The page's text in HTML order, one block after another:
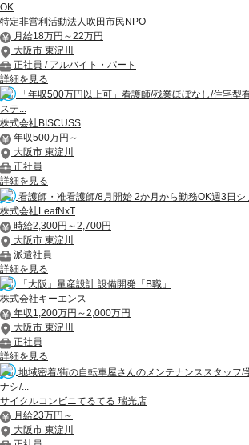
OK
特定非営利活動法人吹田市民NPO
月給18万円～22万円
大阪市 東淀川
正社員 / アルバイト・パート
詳細を見る
「年収500万円以上可」看護師/残業ほぼなし/住宅型
ステ...
株式会社BISCUSS
年収500万円～
大阪市 東淀川
正社員
詳細を見る
看護師・准看護師/8月開始 2か月から勤務OK週3日シ
株式会社LeafNxT
時給2,300円～2,700円
大阪市 東淀川
派遣社員
詳細を見る
「大阪」量産設計 設備開発「B職」
株式会社キーエンス
年収1,200万円～2,000万円
大阪市 東淀川
正社員
詳細を見る
地域密着/街の自転車屋さんのメンテナンススタッフ/
ナシ/...
サイクルコンビニてるてる 瑞光店
月給23万円～
大阪市 東淀川